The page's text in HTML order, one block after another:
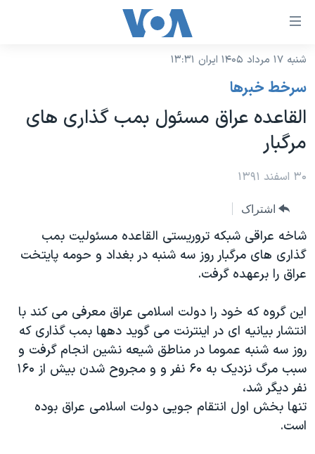
لینکهای
دسترسی
جهش
محتوای
اصلی
به
اصلی
جهش
به
جستجو
نسخه سبک وب‌سایت
موضوع ها
ایران
آمریکا
جهان
گزیده‌ها
ویژه برنامه‌ها
ویدیوها
فرهنگ و زندگی
حقوق شهروندی
اقتصادی
علم و فناوری
اسرائیل در جنگ
برنامه های تلویزیونی
جدول برنامه ها
صفحه‌های ویژه
عملیات خشم حماسی
۲۵۰سالگی آمریکا
بایگانی برنامه‌های تلویزیونی
مستندها
انتخابات ریاست جمهوری آمریکا ۲۰۲۴
حمله جمهوری اسلامی به اسرائیل
رمز مهسا
ورزش زنان در ایران
فرکانس‌های صدای آمریکا
پخش رادیویی
دنبال کنید
زبانهای مختلف
شنبه ۱۷ مرداد ۱۴۰۵ ایران ۱۳:۳۱
سرخط خبرها
القاعده عراق مسئول بمب گذاری های
مرگبار
۳۰ اسفند ۱۳۹۱
اشتراک
شاخه عراقی شبکه تروریستی القاعده مسئولیت بمب
گذاری های مرگبار روز سه شنبه در بغداد و حومه پایتخت
عراق را برعهده گرفت.
این گروه که خود را دولت اسلامی عراق معرفی می کند با
انتشار بیانیه ای در اینترنت می گوید دهها بمب گذاری که
روز سه شنبه عموما در مناطق شیعه نشین انجام گرفت و
سبب مرگ نزدیک به ۶۰ نفر و و مجروح شدن بیش از ۱۶۰
نفر دیگر شد،
تنها بخش اول انتقام جویی دولت اسلامی عراق بوده
است.